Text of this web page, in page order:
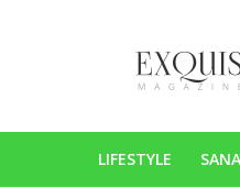
LIFESTYLE